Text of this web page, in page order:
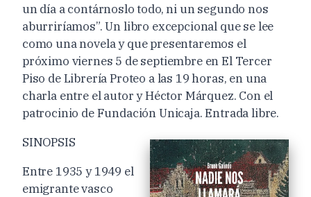
un día a contárnoslo todo, ni un segundo nos
aburriríamos”. Un libro excepcional que se lee
como una novela y que presentaremos el
próximo viernes 5 de septiembre en El Tercer
Piso de Librería Proteo a las 19 horas, en una
charla entre el autor y Héctor Márquez. Con el
patrocinio de Fundación Unicaja. Entrada libre.
SINOPSIS
Entre 1935 y 1949 el
emigrante vasco